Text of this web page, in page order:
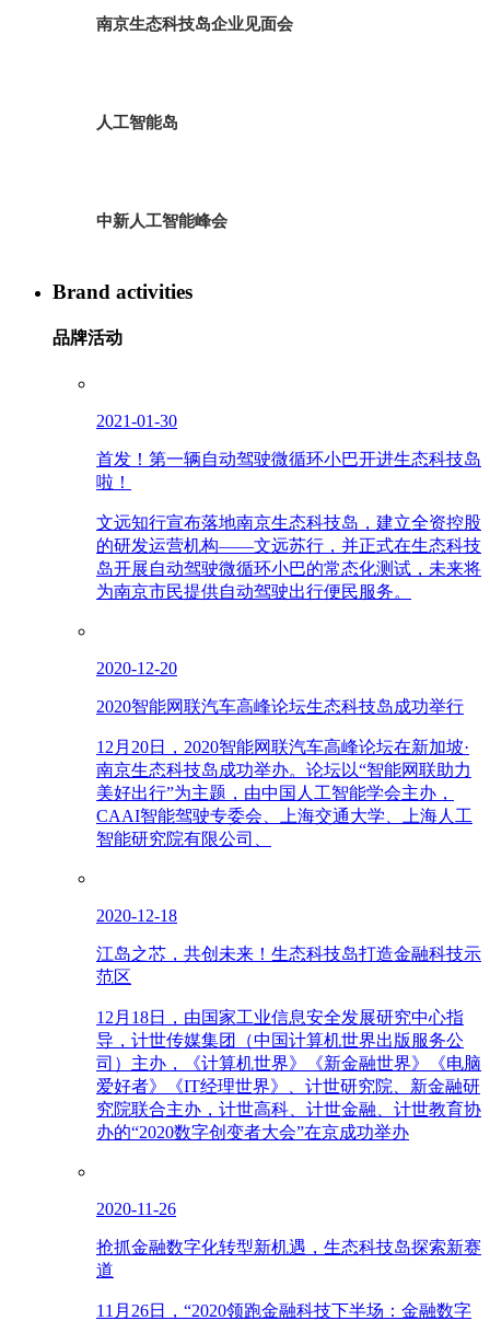
南京生态科技岛企业见面会
人工智能岛
中新人工智能峰会
Brand activities
品牌活动
2021-01-30
首发！第一辆自动驾驶微循环小巴开进生态科技岛
啦！
文远知行宣布落地南京生态科技岛，建立全资控股
的研发运营机构——文远苏行，并正式在生态科技
岛开展自动驾驶微循环小巴的常态化测试，未来将
为南京市民提供自动驾驶出行便民服务。
2020-12-20
2020智能网联汽车高峰论坛生态科技岛成功举行
12月20日，2020智能网联汽车高峰论坛在新加坡·
南京生态科技岛成功举办。论坛以“智能网联助力
美好出行”为主题，由中国人工智能学会主办，
CAAI智能驾驶专委会、上海交通大学、上海人工
智能研究院有限公司、
2020-12-18
江岛之芯，共创未来！生态科技岛打造金融科技示
范区
12月18日，由国家工业信息安全发展研究中心指
导，计世传媒集团（中国计算机世界出版服务公
司）主办，《计算机世界》《新金融世界》《电脑
爱好者》《IT经理世界》、计世研究院、新金融研
究院联合主办，计世高科、计世金融、计世教育协
办的“2020数字创变者大会”在京成功举办
2020-11-26
抢抓金融数字化转型新机遇，生态科技岛探索新赛
道
11月26日，“2020领跑金融科技下半场：金融数字